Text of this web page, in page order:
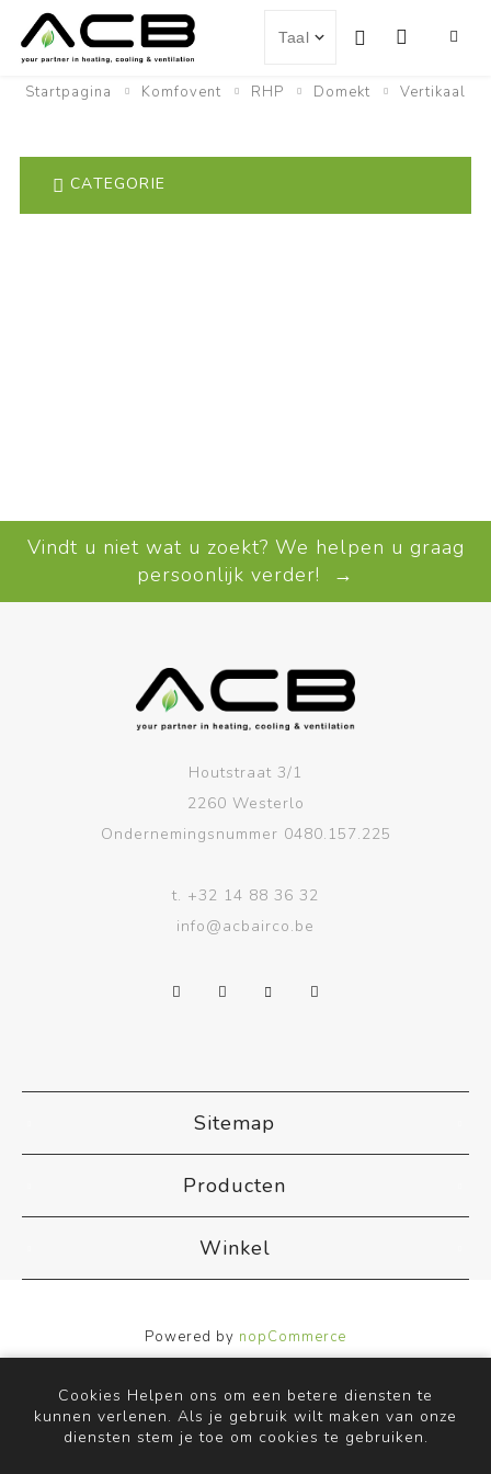
Startpagina Komfovent RHP Domekt Vertikaal
CATEGORIE
Vindt u niet wat u zoekt? We helpen u graag
persoonlijk verder! →
Houtstraat 3/1
2260 Westerlo
Ondernemingsnummer 0480.157.225
t. +32 14 88 36 32
info@acbairco.be
Sitemap
Producten
Winkel
Powered by nopCommerce
Designed byNop-Templates.com
Copyright ; 2026 ACB Airco. Alle rechten voorbehouden.
Cookies Helpen ons om een betere diensten te
kunnen verlenen. Als je gebruik wilt maken van onze
diensten stem je toe om cookies te gebruiken.